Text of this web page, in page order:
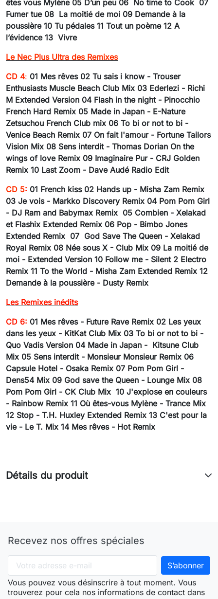
êtes vous Mylène 05 D’un peu 06 No time to Cook 07
Fumer tue 08 La moitié de moi 09 Demande à la
poussière 10 Tu pédales 11 Tout un poème 12 A
l’évidence 13 Vivre
Le Nec Plus Ultra des Remixes
CD 4: 01 Mes rêves 02 Tu sais i know - Trouser
Enthusiasts Muscle Beach Club Mix 03 Ederlezi - Richi
M Extended Version 04 Flash in the night - Pinocchio
French Hard Remix 05 Made in Japan - E-Nature
Zetsuchou French Club mix 06 To bi or not to bi -
Venice Beach Remix 07 On fait l'amour - Fortune Tailors
Vision Mix 08 Sens interdit - Thomas Dorian On the
wings of love Remix 09 Imaginaire Pur - CRJ Golden
Remix 10 Last Zoom - Dave Audé Radio Edit
CD 5: 01 French kiss 02 Hands up - Misha Zam Remix
03 Je vois - Markko Discovery Remix 04 Pom Pom Girl
- DJ Ram and Babymax Remix 05 Combien - Xelakad
et Flashix Extended Remix 06 Pop - Bimbo Jones
Extended Remix 07 God Save The Queen - Xelakad
Royal Remix 08 Née sous X - Club Mix 09 La moitié de
moi - Extended Version 10 Follow me - Silent 2 Electro
Remix 11 To the World - Misha Zam Extended Remix 12
Demande à la poussière - Dusty Remix
Les Remixes inédits
CD 6: 01 Mes rêves - Future Rave Remix 02 Les yeux
dans les yeux - KitKat Club Mix 03 To bi or not to bi -
Quo Vadis Version 04 Made in Japan - Kitsune Club
Mix 05 Sens interdit - Monsieur Monsieur Remix 06
Capsule Hotel - Osaka Remix 07 Pom Pom Girl -
Dens54 Mix 09 God save the Queen - Lounge Mix 08
Pom Pom Girl - CK Club Mix 10 J'explose en couleurs
- Rainbow Remix 11 Où êtes-vous Mylène - Trance Mix
12 Stop - T.H. Huxley Extended Remix 13 C'est pour la
vie - Le T. Mix 14 Mes rêves - Hot Remix
Détails du produit
Recevez nos offres spéciales
Vous pouvez vous désinscrire à tout moment. Vous
trouverez pour cela nos informations de contact dans